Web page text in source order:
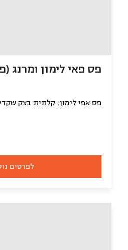
פס פאי לימון ומרנג
לפרטים